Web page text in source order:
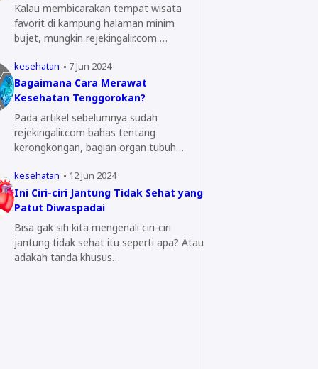
Kalau membicarakan tempat wisata
favorit di kampung halaman minim
bujet, mungkin rejekingalir.com …
kesehatan 7 Jun 2024
Bagaimana Cara Merawat
Kesehatan Tenggorokan?
Pada artikel sebelumnya sudah
rejekingalir.com bahas tentang
kerongkongan, bagian organ tubuh
kesehatan 12 Jun 2024
Ini Ciri-ciri Jantung Tidak Sehat yang
Patut Diwaspadai
Bisa gak sih kita mengenali ciri-ciri
jantung tidak sehat itu seperti apa? Atau
adakah tanda khusus…